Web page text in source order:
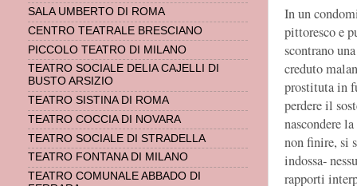
In un
pittoresco e
scontrano
creduto
prostituta in
perdere il
nascondere
non finire, si
indossa-
rapporti
SALA UMBERTO DI ROMA
CENTRO TEATRALE BRESCIANO
PICCOLO TEATRO DI MILANO
TEATRO SOCIALE DELIA CAJELLI DI
BUSTO ARSIZIO
TEATRO SISTINA DI ROMA
TEATRO COCCIA DI NOVARA
TEATRO SOCIALE DI STRADELLA
TEATRO FONTANA DI MILANO
TEATRO COMUNALE ABBADO DI